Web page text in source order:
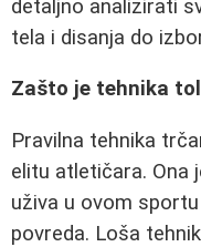
detaljno analizirati
tela i disanja do
Zašto je tehnika
Pravilna tehnika
elitu atletičara. Ona
uživa u ovom
povreda. Loša